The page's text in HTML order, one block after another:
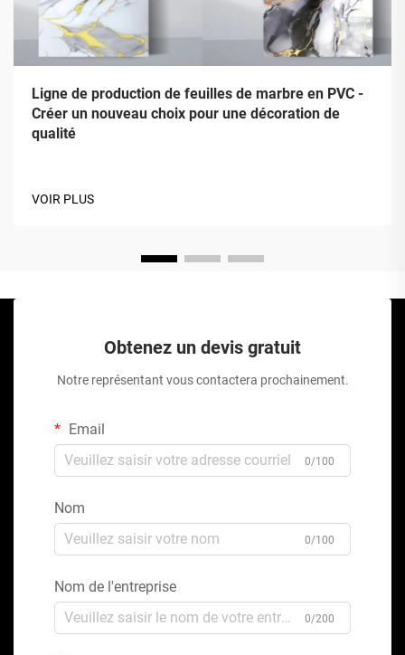
Ligne de production de feuilles de marbre en PVC -
Créer un nouveau choix pour une décoration de
qualité
VOIR PLUS
Obtenez un devis gratuit
Notre représentant vous contactera prochainement.
Email
0/100
Nom
0/100
Nom de l'entreprise
0/200